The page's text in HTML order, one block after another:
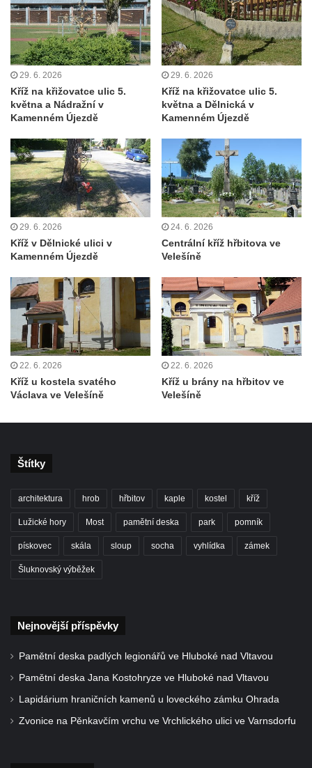
Kříž u polní cesty mezi Šluknovem a
Knížecím
Školní kříž u polní cesty nad Lipovou ulicí v
Rychnově u Jablonce nad Nisou
Boží muka Anděl strážce v Kostelní ulici v
Rychnově u Jablonce nad Nisou
svatého Václava v Rychnově u Jablonce
nad Nisou
Misijní kříž na kostele svatého Václava v
Rychnově u Jablonce nad Nisou
Kříž u domu čp. 23 v Pulečném
Kříž u rozcestí u domu čp. 53 v Maršovicích
Boží muka v zámeckém parku Dolního
zámku v Teplicích nad Metují
Kříž na náměstí Aloise Jiráska v Teplicích
nad Metují
Kříž před kostelem Panny Marie Pomocné v
Teplicích nad Metují
Kříž u domu čp. 113 na Vlčí Hoře
Kříž pod domem čp. 177 na Vlčí Hoře
Velkém Šenově
Kříž naproti domu čp. 23 v ulici Salmovská
ve Velkém Šenově
Kříž u kostela svatého Jana Křtitele v
29. 6. 2026
Kříž na křižovatce ulic 5.
května a Nádražní v
Kamenném Újezdě
29. 6. 2026
Kříž na křižovatce ulic 5.
května a Dělnická v
Kamenném Újezdě
29. 6. 2026
Kříž v Dělnické ulici v
Kamenném Újezdě
24. 6. 2026
Centrální kříž hřbitova ve
Velešíně
22. 6. 2026
Kříž u kostela svatého
Václava ve Velešíně
22. 6. 2026
Kříž u brány na hřbitov ve
Velešíně
Štítky
architektura hrob hřbitov kaple kostel kříž
Lužické hory Most pamětní deska park pomník
pískovec skála sloup socha vyhlídka zámek
Šluknovský výběžek
Nejnovější příspěvky
Pamětní deska padlých legionářů ve Hluboké nad Vltavou
Pamětní deska Jana Kostohryze ve Hluboké nad Vltavou
Lapidárium hraničních kamenů u loveckého zámku Ohrada
Zvonice na Pěnkavčím vrchu ve Vrchlického ulici ve Varnsdorfu